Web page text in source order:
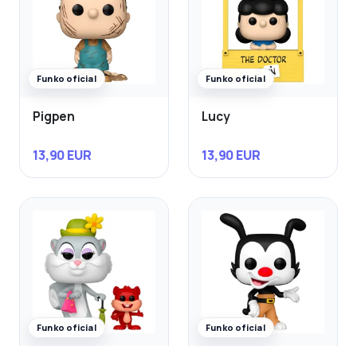
Funko oficial
Pigpen
13,90 EUR
Funko oficial
Lucy
13,90 EUR
Funko oficial Funko oficial